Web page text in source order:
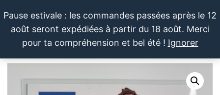
au
contenu
Pause estivale : les commandes passées après le 12
août seront expédiées à partir du 18 août. Merci
pour ta compréhension et bel été ! Ignorer
LE SPORTIF
DU
DIMANCHE®
Cartes
et
produits
autour
du